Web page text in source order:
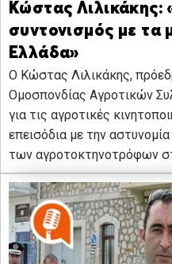
Κώστας Λιλικάκης:
συντονισμός με
Ελλάδα»
Ο Κώστας Λιλικάκης,
Ομοσπονδίας Αγροτικών
για τις αγροτικές
επεισόδια με την
των αγροτοκτηνοτρόφων